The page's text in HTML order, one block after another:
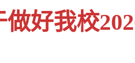
做好我校